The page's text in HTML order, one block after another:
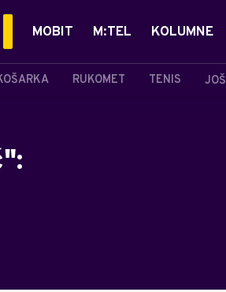
RUKOMET TENIS JOŠ
MOBIT M:TEL KOLUMNE